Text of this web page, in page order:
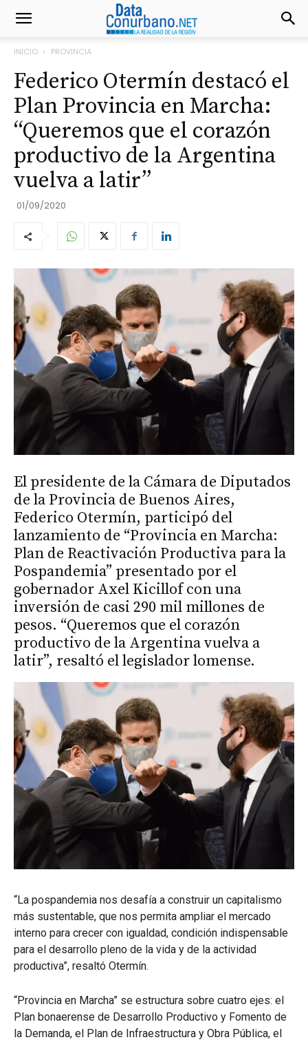
INICIO PROVINCIA
Federico Otermín destacó el
Plan Provincia en Marcha:
“Queremos que el corazón
productivo de la Argentina
vuelva a latir”
01/09/2020
El presidente de la Cámara de Diputados
de la Provincia de Buenos Aires,
Federico Otermín, participó del
lanzamiento de “Provincia en Marcha:
Plan de Reactivación Productiva para la
Pospandemia” presentado por el
gobernador Axel Kicillof con una
inversión de casi 290 mil millones de
pesos. “Queremos que el corazón
productivo de la Argentina vuelva a
latir”, resaltó el legislador lomense.
“La pospandemia nos desafía a construir un capitalismo
más sustentable, que nos permita ampliar el mercado
interno para crecer con igualdad, condición indispensable
para el desarrollo pleno de la vida y de la actividad
productiva”, resaltó Otermín.
“Provincia en Marcha” se estructura sobre cuatro ejes: el
Plan bonaerense de Desarrollo Productivo y Fomento de
la Demanda, el Plan de Infraestructura y Obra Pública, el